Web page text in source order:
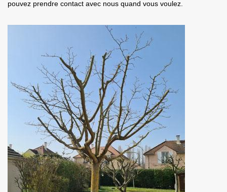
pouvez prendre contact avec nous quand vous voulez.